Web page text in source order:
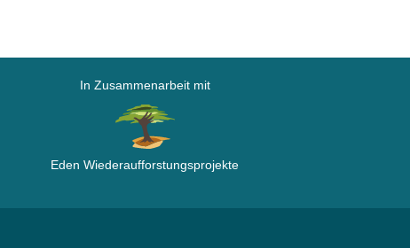
In Zusammenarbeit mit
Eden Wiederaufforstungsprojekte